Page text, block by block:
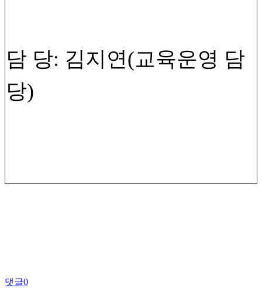
담 당: 김지연(교육운영 담
당)
댓글0